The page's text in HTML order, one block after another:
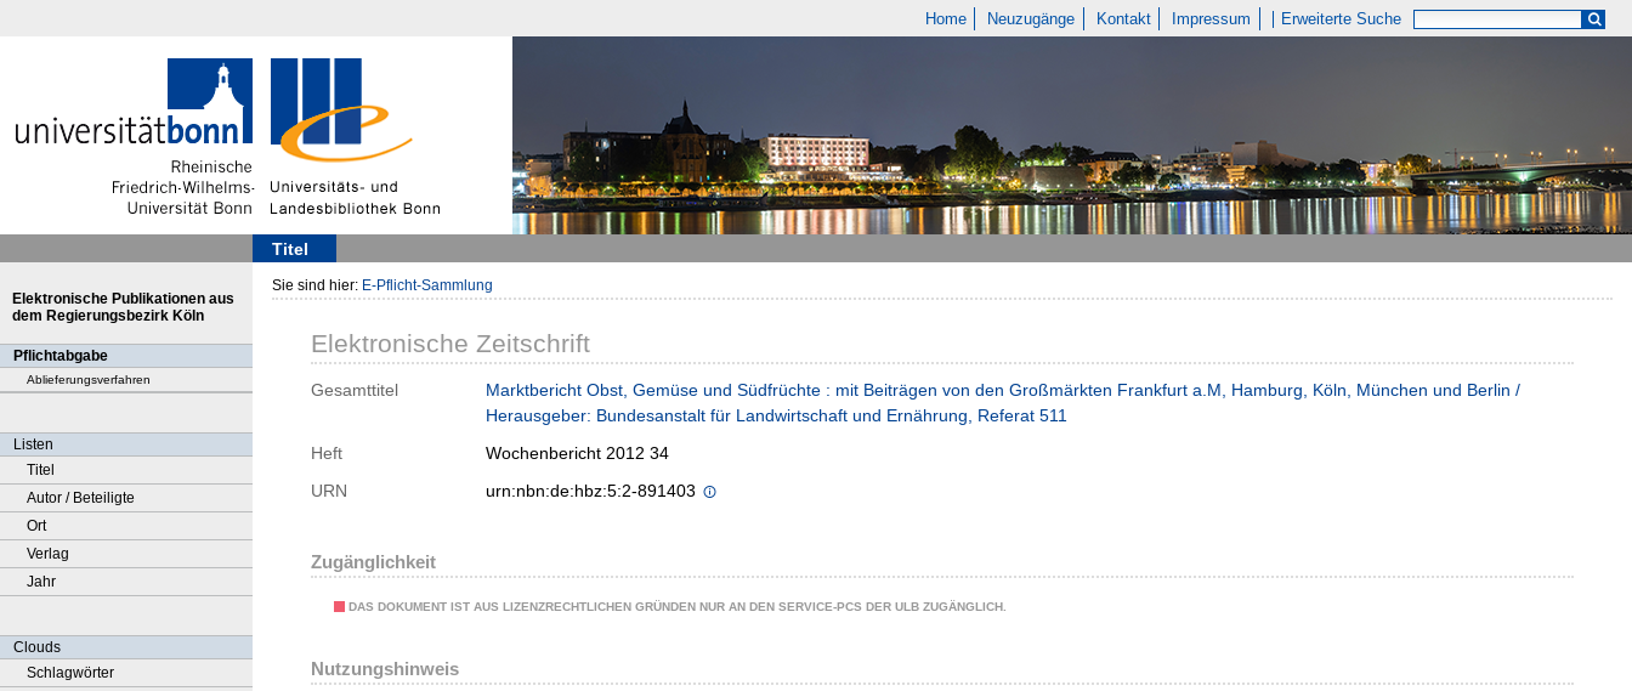
Home Neuzugänge Kontakt Impressum Erweiterte Suche
Titel
Elektronische Publikationen aus
dem Regierungsbezirk Köln
Pflichtabgabe
Ablieferungsverfahren
Listen
Titel
Autor / Beteiligte
Ort
Verlag
Jahr
Clouds
Schlagwörter
Sie sind hier: E-Pflicht-Sammlung
Elektronische Zeitschrift
Gesamttitel
Marktbericht Obst, Gemüse und Südfrüchte : mit Beiträgen von den Großmärkten Frankfurt a.M, Hamburg, Köln, München und Berlin /
Herausgeber: Bundesanstalt für Landwirtschaft und Ernährung, Referat 511
Heft
Wochenbericht 2012 34
URN
urn:nbn:de:hbz:5:2-891403
Zugänglichkeit
DAS DOKUMENT IST AUS LIZENZRECHTLICHEN GRÜNDEN NUR AN DEN SERVICE-PCS DER ULB ZUGÄNGLICH.
Nutzungshinweis